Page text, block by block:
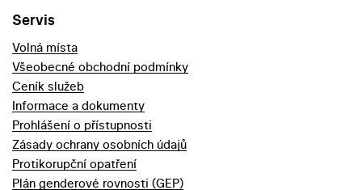
Servis
Volná místa
Všeobecné obchodní podmínky
Ceník služeb
Informace a dokumenty
Prohlášení o přístupnosti
Zásady ochrany osobních údajů
Protikorupční opatření
Plán genderové rovnosti (GEP)